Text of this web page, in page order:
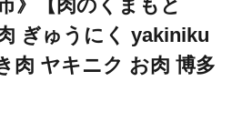
》【肉のくまもと
ぎゅうにく yakiniku
肉 ヤキニク お肉 博多